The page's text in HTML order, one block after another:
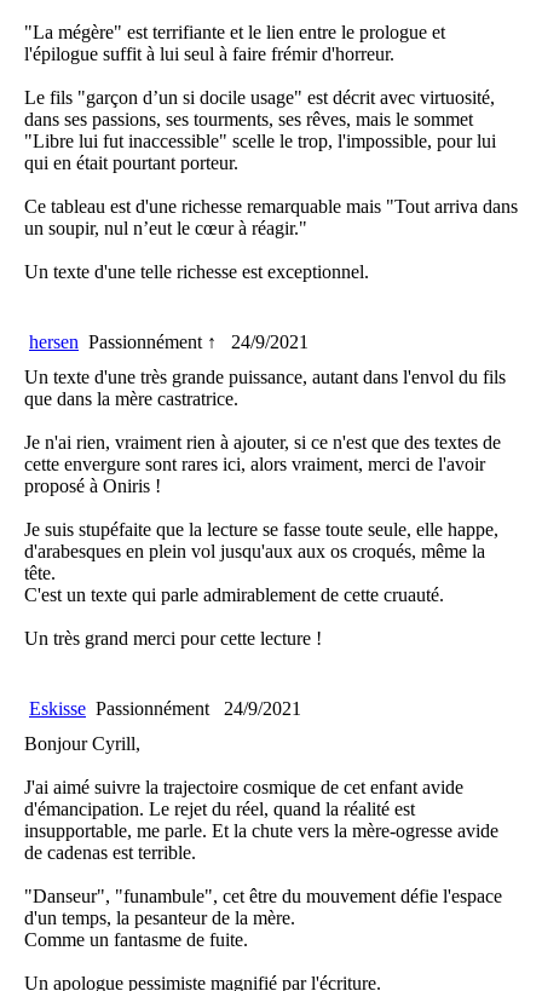
"La mégère" est terrifiante et le lien entre le prologue et
l'épilogue suffit à lui seul à faire frémir d'horreur.
Le fils "garçon d’un si docile usage" est décrit avec virtuosité,
dans ses passions, ses tourments, ses rêves, mais le sommet
"Libre lui fut inaccessible" scelle le trop, l'impossible, pour lui
qui en était pourtant porteur.
Ce tableau est d'une richesse remarquable mais "Tout arriva dans
un soupir, nul n’eut le cœur à réagir."
Un texte d'une telle richesse est exceptionnel.
hersen Passionnément ↑
24/9/2021
Un texte d'une très grande puissance, autant dans l'envol du fils
que dans la mère castratrice.
Je n'ai rien, vraiment rien à ajouter, si ce n'est que des textes de
cette envergure sont rares ici, alors vraiment, merci de l'avoir
proposé à Oniris !
Je suis stupéfaite que la lecture se fasse toute seule, elle happe,
d'arabesques en plein vol jusqu'aux aux os croqués, même la
tête.
C'est un texte qui parle admirablement de cette cruauté.
Un très grand merci pour cette lecture !
Eskisse Passionnément
24/9/2021
Bonjour Cyrill,
J'ai aimé suivre la trajectoire cosmique de cet enfant avide
d'émancipation. Le rejet du réel, quand la réalité est
insupportable, me parle. Et la chute vers la mère-ogresse avide
de cadenas est terrible.
"Danseur", "funambule", cet être du mouvement défie l'espace
d'un temps, la pesanteur de la mère.
Comme un fantasme de fuite.
Un apologue pessimiste magnifié par l'écriture.